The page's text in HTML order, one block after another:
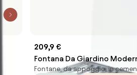
209,9 €
Fontana Da Giardino
Cemento Oslo 38x38x90
Fontane, da appoggio, in